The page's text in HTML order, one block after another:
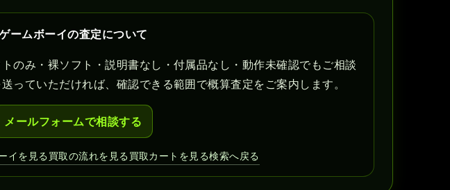
ームボーイの査定について
のみ・裸ソフト・説明書なし・付属品なし・動作未確認でもご相談
っていただければ、確認できる範囲で概算査定をご案内します。
メールフォームで相談する
イを見る買取の流れを見る買取カートを見る検索へ戻る